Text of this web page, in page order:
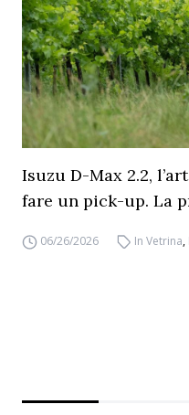
Isuzu D-Max 2.2,
fare un pick-up. La
06/26/2026 In Vetrina,